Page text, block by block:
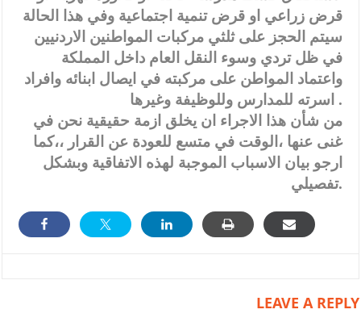
قرض زراعي او قرض تنمية اجتماعية وفي هذا الحالة
سيتم الحجز على ثلثي مركبات المواطنين الاردنيين
في ظل تردي وسوء النقل العام داخل المملكة
واعتماد المواطن على مركبته في ايصال ابنائه وافراد
اسرته للمدارس وللوظيفة وغيرها .
من شأن هذا الاجراء ان يخلق ازمة حقيقية نحن في
غنى عنها ،الوقت في متسع للعودة عن القرار ،،كما
ارجو بيان الاسباب الموجبة لهذه الاتفاقية وبشكل
تفصيلي.
LEAVE A REPLY